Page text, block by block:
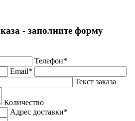
- заполните форму
Телефон*
Email*
Текст заказа
Количество
Адрес доставки*